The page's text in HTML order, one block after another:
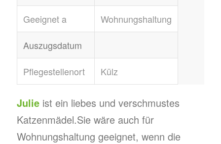
Geeignet a Wohnungshaltung
Auszugsdatum
Pflegestellenort Külz
Julieist ein liebes und verschmustes
Katzenmädel.Sie wäre auch für
Wohnungshaltung geeignet, wenn die